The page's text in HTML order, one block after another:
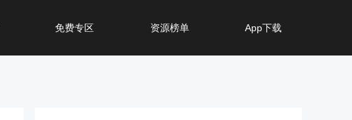
免费专区 资源榜单 App下载